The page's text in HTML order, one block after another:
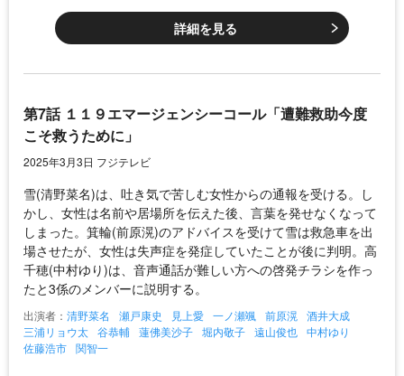
詳細を見る
第7話 １１９エマージェンシーコール「遭難救助今度
こそ救うために」
2025年3月3日 フジテレビ
雪(清野菜名)は、吐き気で苦しむ女性からの通報を受ける。し
かし、女性は名前や居場所を伝えた後、言葉を発せなくなって
しまった。箕輪(前原滉)のアドバイスを受けて雪は救急車を出
場させたが、女性は失声症を発症していたことが後に判明。高
千穂(中村ゆり)は、音声通話が難しい方への啓発チラシを作っ
たと3係のメンバーに説明する。
出演者： 清野菜名 瀬戸康史 見上愛 一ノ瀬颯 前原滉
酒井大成
三浦リョウ太 谷恭輔 蓮佛美沙子 堀内敬子 遠山俊也 中村ゆり
佐藤浩市 関智一